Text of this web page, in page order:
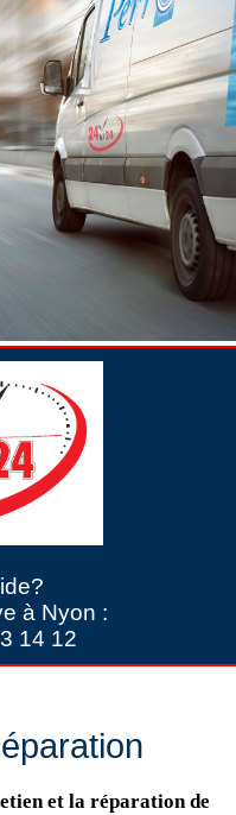
à Nyon :
14 12
et la réparation de